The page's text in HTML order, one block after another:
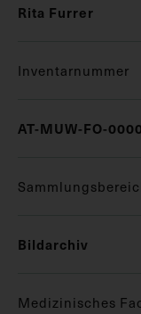
Rita Furrer
Inventarnummer
AT-MUW-FO-
Bildarchiv
Medizinisches